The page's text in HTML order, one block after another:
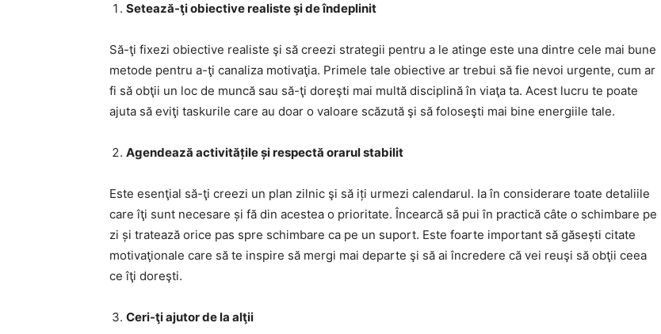
Setează-ţi obiective realiste şi de îndeplinit
Să-ţi fixezi obiective realiste şi să creezi strategii pentru a le atinge este una dintre cele mai bune
metode pentru a-ţi canaliza motivaţia. Primele tale obiective ar trebui să fie nevoi urgente, cum ar
fi să obţii un loc de muncă sau să-ţi doreşti mai multă disciplină în viaţa ta. Acest lucru te poate
ajuta să eviţi taskurile care au doar o valoare scăzută şi să foloseşti mai bine energiile tale.
Agendează activitățile și respectă orarul stabilit
Este esenţial să-ţi creezi un plan zilnic şi să iți urmezi calendarul. Ia în considerare toate detaliile
care îţi sunt necesare și fă din acestea o prioritate. Încearcă să pui în practică câte o schimbare pe
zi și tratează orice pas spre schimbare ca pe un suport. Este foarte important să găsești citate
motivaţionale care să te inspire să mergi mai departe şi să ai încredere că vei reuşi să obţii ceea
ce îţi doreşti.
Ceri-ţi ajutor de la alţii